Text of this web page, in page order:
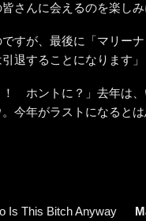
さんに会えるのを楽しみ
ですが、最後に「マリー
退することになります」
！ ホントに？」去年は
今年がラストになるとは
Is This Bitch Anyway